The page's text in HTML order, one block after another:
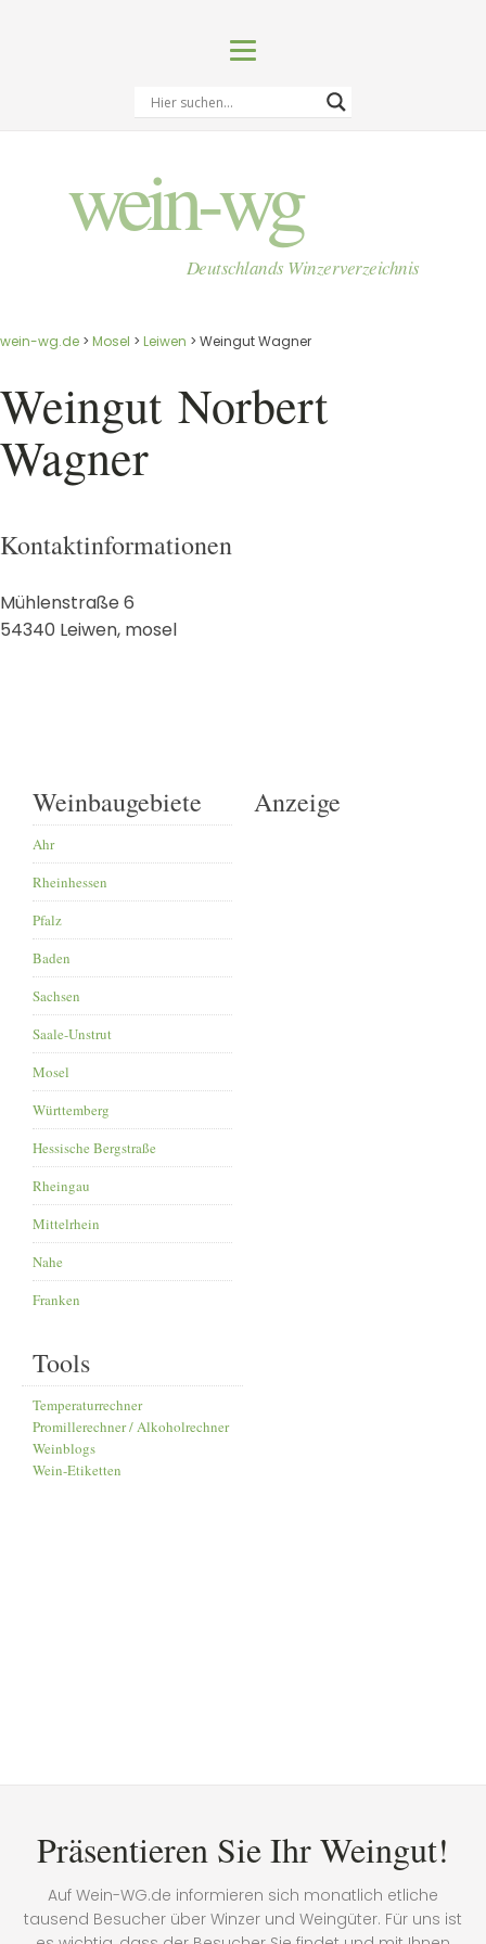
wein-wg
Deutschlands Winzerverzeichnis
wein-wg.de > Mosel > Leiwen > Weingut Wagner
Weingut Norbert
Wagner
Kontaktinformationen
Mühlenstraße 6
54340 Leiwen, mosel
Weinbaugebiete
Ahr
Rheinhessen
Pfalz
Baden
Sachsen
Saale-Unstrut
Mosel
Württemberg
Hessische Bergstraße
Rheingau
Mittelrhein
Nahe
Franken
Tools
Temperaturrechner
Promillerechner / Alkoholrechner
Weinblogs
Wein-Etiketten
Anzeige
Präsentieren Sie Ihr Weingut!
Auf Wein-WG.de informieren sich monatlich etliche
tausend Besucher über Winzer und Weingüter. Für uns ist